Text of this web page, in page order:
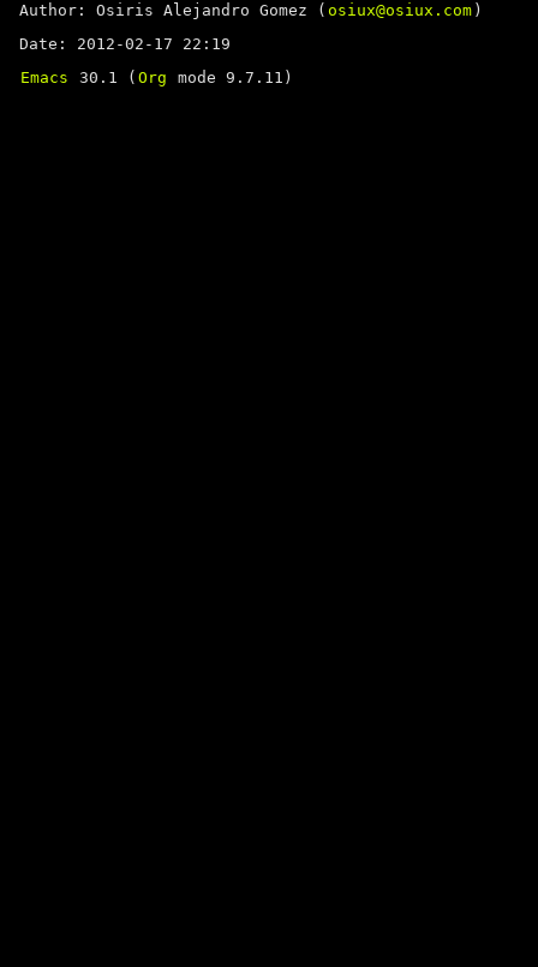
Author: Osiris Alejandro Gomez ( osiux@osiux.com )
Date: 2012-02-17 22:19
Emacs
30.1 ( Org mode 9.7.11)